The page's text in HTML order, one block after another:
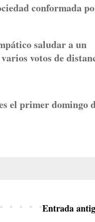
conformada
saludar a un
votos de
el primer domingo
Entrada